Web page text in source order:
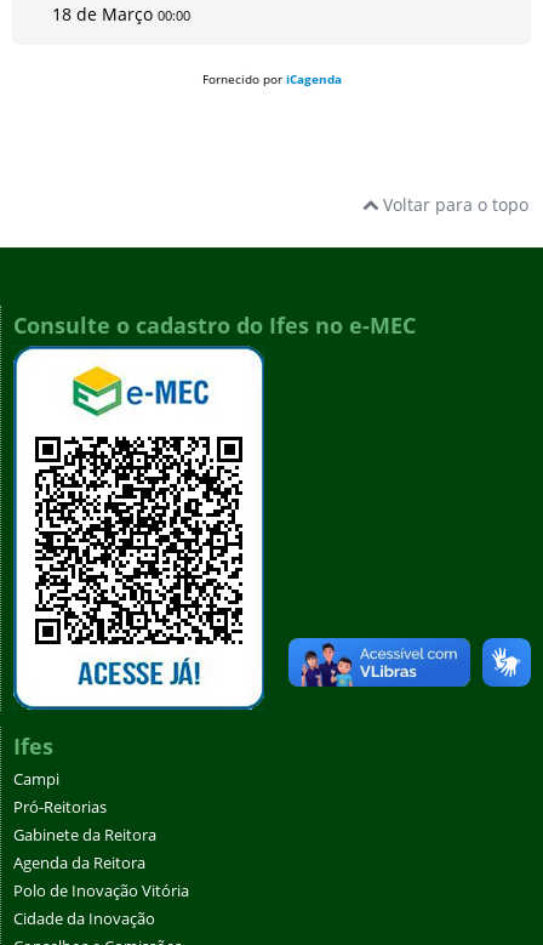
18 de Março 00:00
Fornecido por iCagenda
Voltar para o topo
Consulte o cadastro do Ifes no e-MEC
Ifes
Campi
Pró-Reitorias
Gabinete da Reitora
Agenda da Reitora
Polo de Inovação Vitória
Cidade da Inovação